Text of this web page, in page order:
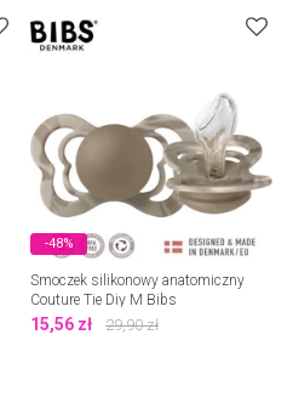
-48%
Smoczek silikonowy anatomiczny
Couture Tie Diy M Bibs
15,56 zł 29,90zł